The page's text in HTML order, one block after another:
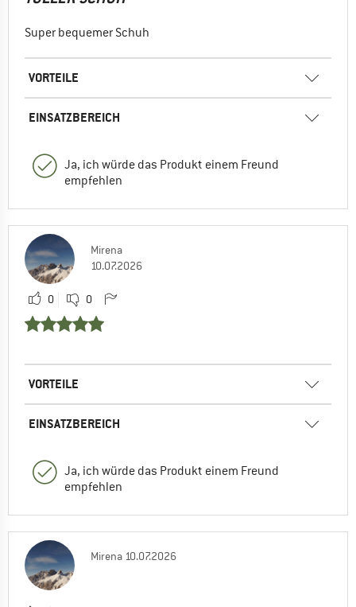
Super bequemer Schuh
VORTEILE
EINSATZBEREICH
Ja, ich würde das Produkt einem Freund
empfehlen
Mirena
10.07.2026
0 0
VORTEILE
EINSATZBEREICH
Ja, ich würde das Produkt einem Freund
empfehlen
Mirena 10.07.2026